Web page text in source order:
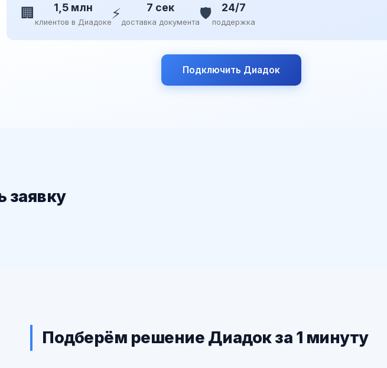
🏢 1,5 млн
клиентов в Диадоке⚡ 7 сек
доставка документа🛡️ 24/7
поддержка
Подключить Диадок
заявку
Подберём решение Диадок за 1 минуту